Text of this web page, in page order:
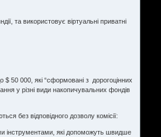
та використовує віртуальні приватні
$ 50 000, які “сформовані з дорогоцінних
у різні види накопичувальних фондів
без відповідного дозволу комісії:
інструментами, які допоможуть швидше